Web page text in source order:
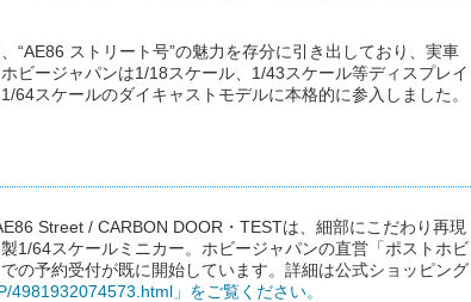
“AE86 ストリート号”の魅力を存分に引き出しており、実車
ビージャパンは1/18スケール、1/43スケール等ディスプレイ
64スケールのダイキャストモデルに本格的に参入しました。
Street / CARBON DOOR・TESTは、細部にこだわり再現
1/64スケールミニカー。ホビージャパンの直営「ポストホビ
の予約受付が既に開始しています。詳細は公式ショッピング
4981932074573.html」をご覧ください。